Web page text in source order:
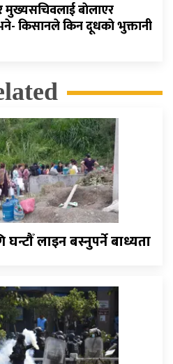
मुख्यसचिवलाई बाेलाएर
किसानले किन दूधकाे भुक्तानी
घन्टौँ लाइन बस्नुपर्ने बाध्यता